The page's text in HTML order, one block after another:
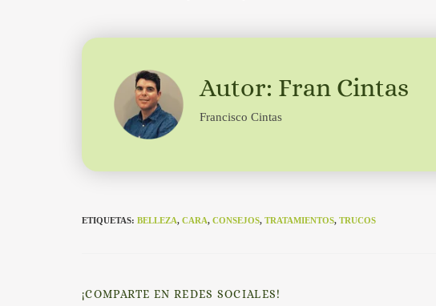
Autor: Fran Cintas
Francisco Cintas
ETIQUETAS: BELLEZA, CARA, CONSEJOS, TRATAMIENTOS, TRUCOS
¡COMPARTE EN REDES SOCIALES!